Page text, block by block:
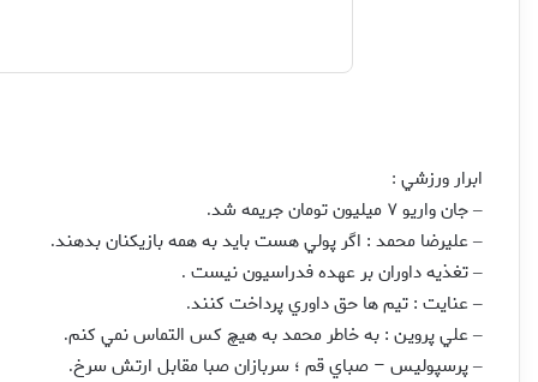
ابرار ورزشي :
– جان واريو ۷ ميليون تومان جريمه شد
.
– عليرضا محمد : اگر پولي هست بايد به همه بازيکنان بدهند.
– تغذيه داوران بر عهده فدراسيون نيست .
– عنايت : تيم ها حق داوري پرداخت کنند.
– علي پروين : به خاطر محمد به هيچ کس التماس نمي کنم.
– پرسپوليس – صباي قم ؛ سربازان صبا مقابل ارتش سرخ.